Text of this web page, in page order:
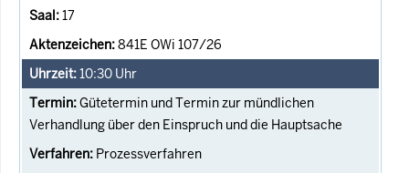
17
841E OWi 107/26
10:30 Uhr
Gütetermin und Termin zur mündlichen
Verhandlung über den Einspruch und die Hauptsache
Prozessverfahren